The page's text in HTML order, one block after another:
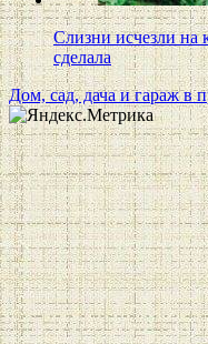
Слизни исчезли на
сделала
Дом, сад, дача и гараж в